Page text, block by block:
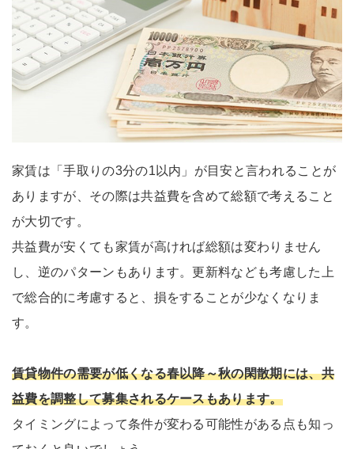
家賃は「手取りの3分の1以内」が目安と言われることが
ありますが、その際は共益費を含めて総額で考えること
が大切です。
共益費が安くても家賃が高ければ総額は変わりません
し、逆のパターンもあります。更新料なども考慮した上
で総合的に考慮すると、損をすることが少なくなりま
す。
賃貸物件の需要が低くなる春以降～秋の閑散期には、共
益費を調整して募集されるケースもあります。
タイミングによって条件が変わる可能性がある点も知っ